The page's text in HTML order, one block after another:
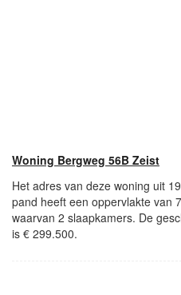
Woning Bergweg 56B Zeist
Het adres van deze woning uit
pand heeft een oppervlakte van
waarvan 2 slaapkamers. De
is € 299.500.